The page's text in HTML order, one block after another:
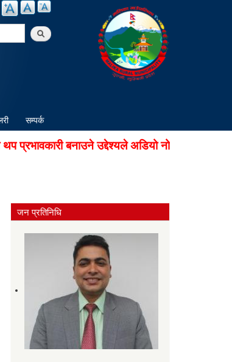
सम्पर्क
बनाउने उद्देश्यले अडियो नोटिस सेवा सुचारु
जन प्रतिनिधि